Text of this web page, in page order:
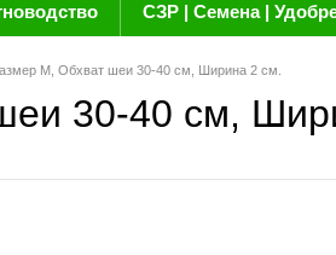
СЗР | Семена |
M, Обхват шеи 30-40 см, Ширина 2 см.
30-40 см,